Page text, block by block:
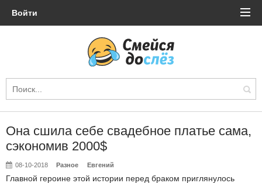
Войти
Она сшила себе свадебное платье сама,
сэкономив 2000$
08-10-2018 Разное Евгений
Главной героине этой истории перед браком приглянулось